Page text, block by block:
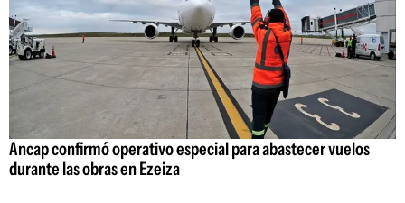
Ancap confirmó operativo especial para abastecer vuelos
durante las obras en Ezeiza